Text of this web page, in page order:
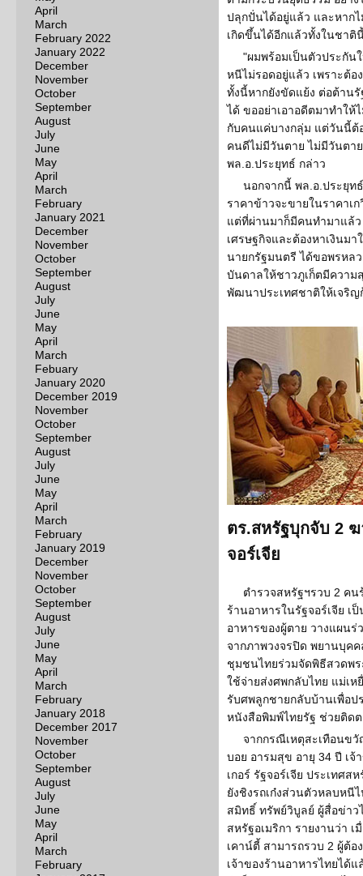
April
March
February 2022
January 2022
December
November
October
September
August
July
June
May
April
March
February
January 2021
December
November
October
September
August
July
June
May
April
March
Febuary
January 2020
December 2019
November
October
September
August
July
June
May
April
March
February
January 2019
December
November
October
September
August
July
June
May
April
March
February
January 2018
December 2017
November
October
September
August
July
June
May
April
March
February
ปลุกปั่นได้อยู่แล้ว และหาก
เกิดขึ้นได้อีกแล้วทั้งในชา
"ผมพร้อมเป็นตัวประกัน
หนีไม่รอดอยู่แล้ว เพราะต้อ
ทั้งนี้หากยังขัดแย้ง ต่อต้านรั
ได้ ขออย่าเอาอดีตมาทำให้
กับคนแค่บางกลุ่ม แต่วันนี้ต้
คนดีไม่มีวันตาย ไม่มีวันตา
พล.อ.ประยุทธ์ กล่าว
นอกจากนี้ พล.อ.ประยุท
ราคาข้าวจะขายในราคาเ
แต่ที่ผ่านมาก็มีคนทำมาแล้ว
เศรษฐกิจและต้องหาเงินม
นายกรัฐมนตรี ได้ขอพรหล
บันดาลให้ชาวภูเก็ตมีความ
พัฒนาประเทศชาติให้เจริญ
ตร.สหรัฐบุกจับ 2
จอร์เจีย
ตำรวจสหรัฐฯรวบ 2 ค
ร้านอาหารในรัฐจอร์เจีย เ
อาหารของผู้ตาย วางแผน
จากภาพวงจรปิด พยานบุค
ชุมชนไทยร่วมจัดพิธีสวดพ
ใช้จ่ายส่งศพกลับไทย แม่เห
รับศพลูกชายกลับบ้านเพื่อ
หนังสือพิมพ์ไทยรัฐ ช่วยติด
จากกรณีเหตุสะเทือนข
บอย อารมสุข อายุ 34 ปี เจ้
เกอร์ รัฐจอร์เจีย ประเทศส
ยังชิงรถเก๋งส่วนตัวหลบหนี
สมิทธิ์ ทรัพย์วิบูลย์ ผู้สื่อข่าว
สหรัฐอเมริกา รายงานว่า
เคาน์ตี้ สามารถรวบ 2 ผู้ต้อ
เจ้าของร้านอาหารไทยได้